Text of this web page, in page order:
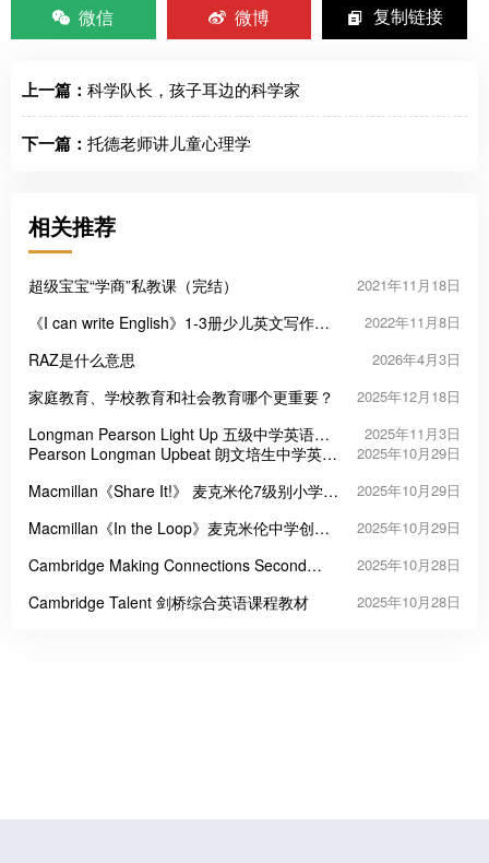
微信
微博 复制链接
上一篇： 科学队长，孩子耳边的科学家
下一篇： 托德老师讲儿童心理学
相关推荐
超级宝宝“学商”私教课（完结） 2021年11月18日
《I can write English》1-3册少儿英文写作技
2022年11月8日
RAZ是什么意思 2026年4月3日
家庭教育、学校教育和社会教育哪个更重要？ 2025年12月18日
Longman Pearson Light Up 五级中学英语教
材
2025年11月3日
Pearson Longman Upbeat 朗文培生中学英语
2025年10月29日
Macmillan《Share It!》 麦克米伦7级别小学英
2025年10月29日
Macmillan《In the Loop》麦克米伦中学创新
2025年10月29日
Cambridge Making Connections Second
2025年10月28日
Cambridge Talent 剑桥综合英语课程教材 2025年10月28日